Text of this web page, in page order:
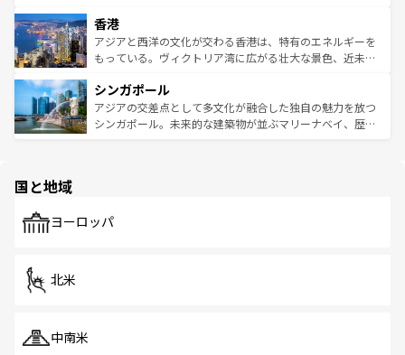
とつ。フォーやバインミー、ベトナムコーヒーなどは、ぜ
ひ現地で味わいたい。どの地域を訪れてもあたたかい人々
が旅行者を迎えてくれるので、きっと忘れられない旅にな
参照してほしい。
の活気が交差している。北部ではチェンマイなどの山岳地
帯で自然と触れ合い、南部ではプーケットやクラビの美し
いビーチでリゾート気分を楽しむことができる。タイ料理
激する。気候は一年中温暖で、どの季節にも異なる楽しみ
が待っている。親しみやすいタイの人々、仏教を中心とし
た文化、そして多様な観光資源が、訪れる旅人を魅了し続
香港
アジアと西洋の文化が交わる香港は、特有のエネルギーを
もっている。ヴィクトリア湾に広がる壮大な景色、近未来
み、どこを訪れても感動するはず。観光スポットが密集し
ており、効率よく見どころを回れるのも魅力。息をのむよ
うな絶景から文化的な体験まで、香港を存分に楽しみ尽く
シンガポール
アジアの交差点として多文化が融合した独自の魅力を放つ
シンガポール。未来的な建築物が並ぶマリーナベイ、歴史
で、ホーカーズは地元の風情を楽しめる外せないスポット
国と地域
ヨーロッパ
北米
中南米